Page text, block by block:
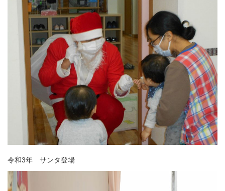
令和3年 サンタ登場